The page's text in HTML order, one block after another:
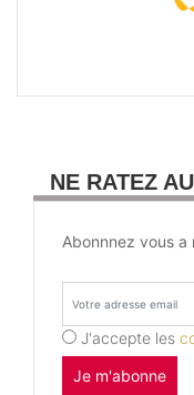
NE RATEZ
Abonnnez vous
J'accepte les
Je m'abonne